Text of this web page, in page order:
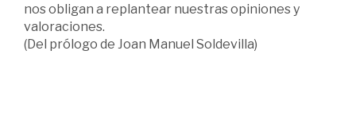
nos obligan a replantear nuestras opiniones y
valoraciones.
(Del prólogo de Joan Manuel Soldevilla)